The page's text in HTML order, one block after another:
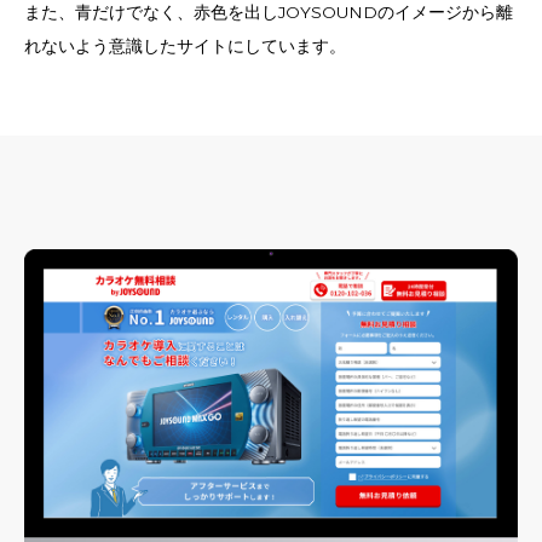
また、青だけでなく、赤色を出しJOYSOUNDのイメージから離
れないよう意識したサイトにしています。